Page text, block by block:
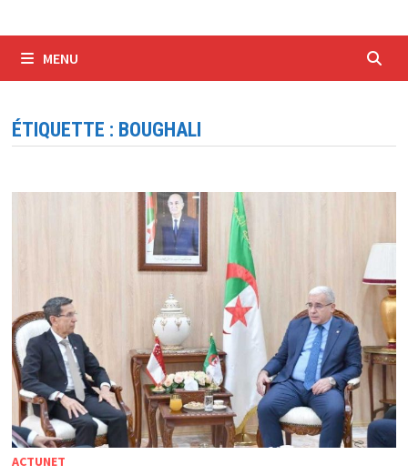
MENU
ÉTIQUETTE : BOUGHALI
ACTUNET